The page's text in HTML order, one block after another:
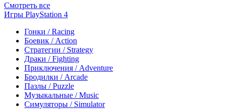
Смотреть все
Игры PlayStation 4
Гонки / Racing
Боевик / Action
Стратегии / Strategy
Драки / Fighting
Приключения / Adventure
Бродилки / Arcade
Пазлы / Puzzle
Музыкальные / Music
Симуляторы / Simulator